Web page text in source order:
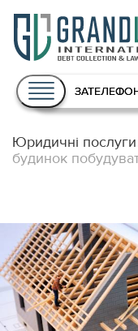
Про нас
Публікації
Контакти
UA
RU EN
Юридичні послуги
будинок